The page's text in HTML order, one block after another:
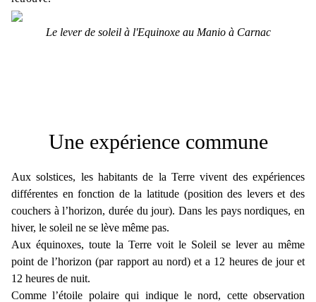
Le lever de soleil à l'Equinoxe au Manio à Carnac
Une expérience commune
Aux solstices, les habitants de la Terre vivent des expériences
différentes en fonction de la latitude (position des levers et des
couchers à l’horizon, durée du jour). Dans les pays nordiques, en
hiver, le soleil ne se lève même pas.
Aux équinoxes, toute la Terre voit le Soleil se lever au même
point de l’horizon (par rapport au nord) et a 12 heures de jour et
12 heures de nuit.
Comme l’étoile polaire qui indique le nord, cette observation